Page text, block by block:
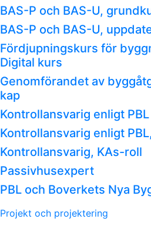
BAS-P och BAS-U,
BAS-P och BAS-U,
Fördjupningskurs för
Digital kurs
Genomförandet av
kap
Kontrollansvarig enligt PBL
Kontrollansvarig enligt
Kontrollansvarig, KAs-roll
Passivhusexpert
PBL och Boverkets Nya
Projekt och projektering